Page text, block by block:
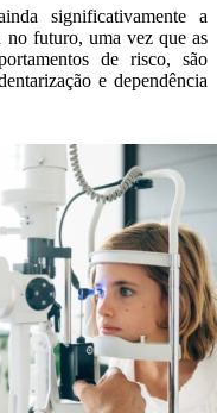
significativamente a
no futuro, uma vez que as
de risco, são
e dependência